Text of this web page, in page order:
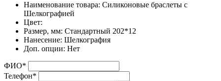
Наименование товара: Силиконовые браслеты с
Шелкографией
Цвет:
Размер, мм: Стандартный 202*12
Нанесение: Шелкография
Доп. опции: Нет
ФИО*
Телефон*